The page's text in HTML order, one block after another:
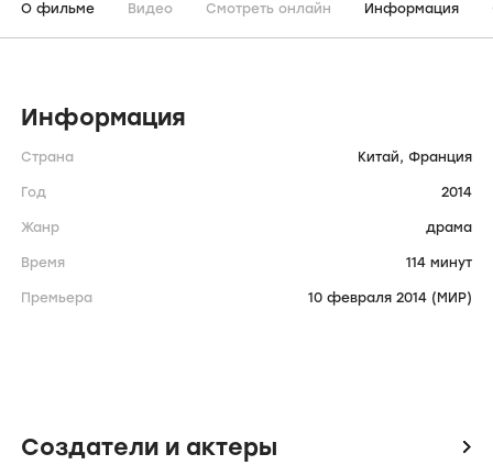
О фильме Видео Смотреть онлайн Информация
Информация
Страна Китай, Франция
Год 2014
Жанр драма
Время 114 минут
Премьера 10 февраля 2014 (МИР)